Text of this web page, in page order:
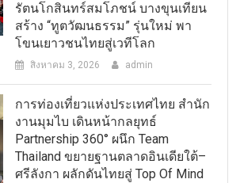
รัตนโกสินทร์สมโภชน์ บางขุนเทียน
สร้าง “ทูตวัฒนธรรม” รุ่นใหม่ พา
โขนเยาวชนไทยสู่เวทีโลก
สิงหาคม 3, 2026 admin
การท่องเที่ยวแห่งประเทศไทย สำนัก
งานมุมไบ เดินหน้ากลยุทธ์
Partnership 360° ผนึก Team
Thailand ขยายฐานตลาดอินเดียใต้–
ศรีลังกา ผลักดันไทยสู่ Top Of Mind